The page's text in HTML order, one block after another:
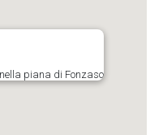
piana di Fonzaso